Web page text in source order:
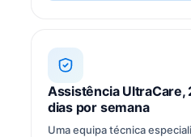
Assistência UltraCare,
dias por semana
Uma equipa técnica